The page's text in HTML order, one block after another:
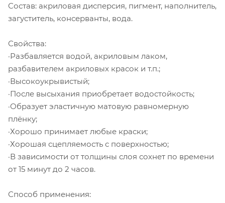
Состав: акриловая дисперсия, пигмент, наполнитель,
загуститель, консерванты, вода.
Свойства:
·Разбавляется водой, акриловым лаком,
разбавителем акриловых красок и т.п.;
·Высокоукрывистый;
·После высыхания приобретает водостойкость;
·Образует эластичную матовую равномерную
плёнку;
·Хорошо принимает любые краски;
·Хорошая сцепляемость с поверхностью;
·В зависимости от толщины слоя сохнет по времени
от 15 минут до 2 часов.
Способ применения: